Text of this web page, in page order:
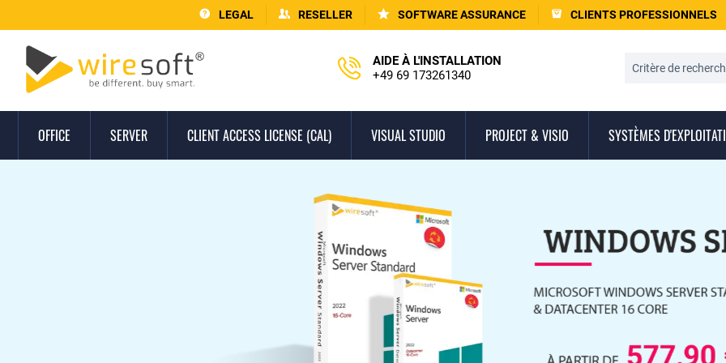
LEGAL RESELLER SOFTWARE ASSURANCE CLIENTS PROFESSIONNELS
AIDE À L'INSTALLATION
+49 69 173261340
OFFICE SERVER CLIENT ACCESS LICENSE (CAL) VISUAL STUDIO PROJECT & VISIO SYSTÈMES